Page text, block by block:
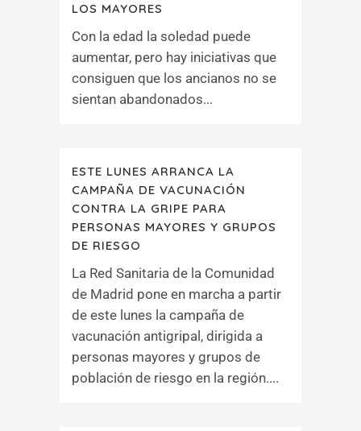
LOS MAYORES
Con la edad la soledad puede
aumentar, pero hay iniciativas que
consiguen que los ancianos no se
sientan abandonados...
ESTE LUNES ARRANCA LA
CAMPAÑA DE VACUNACIÓN
CONTRA LA GRIPE PARA
PERSONAS MAYORES Y GRUPOS
DE RIESGO
La Red Sanitaria de la Comunidad
de Madrid pone en marcha a partir
de este lunes la campaña de
vacunación antigripal, dirigida a
personas mayores y grupos de
población de riesgo en la región....